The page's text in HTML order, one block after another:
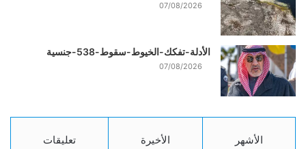
07/08/2026
الأدلة-تفكك-الخيوط-سقوط-538-جنسية
07/08/2026
الأشهر الأخيرة تعليقات